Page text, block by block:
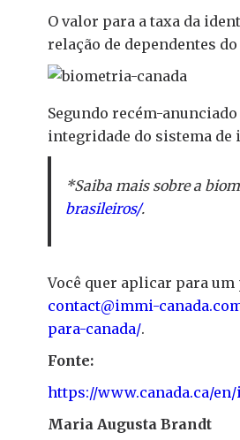
O valor para a taxa da
relação de dependentes
Segundo recém-
integridade do sistema de
*Saiba mais sobre a
brasileiros/.
Você quer aplicar para
contact@immi-
para-canada/.
Fonte:
https://www.canada.ca/
Maria Augusta Brandt